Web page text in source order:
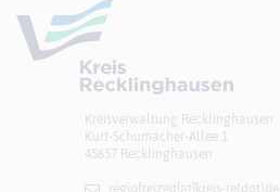
Kreisverwaltung Recklinghausen
Kurt-Schumacher-Allee 1
45657 Recklinghausen
regiofreizeit[at]​kreis-re(dot)de